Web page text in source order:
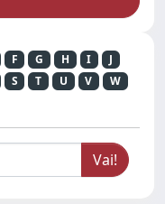
F G H I
J
S T U V
W